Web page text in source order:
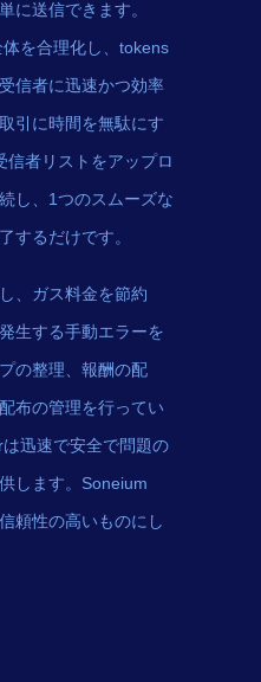
に送信できます。
を合理化し、tokens
信者に迅速かつ効率
引に時間を無駄にす
者リストをアップロ
し、1つのスムーズな
するだけです。
、ガス料金を節約
生する手動エラーを
の整理、報酬の配
布の管理を行ってい
迅速で安全で問題の
します。Soneium
頼性の高いものにし